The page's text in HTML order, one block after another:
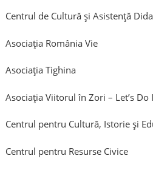
Centrul de Cultură şi Asistenţă
Asociaţia România Vie
Asociaţia Tighina
Asociația Viitorul în Zori – Let’s Do
Centrul pentru Cultură, Istorie şi
Centrul pentru Resurse Civice